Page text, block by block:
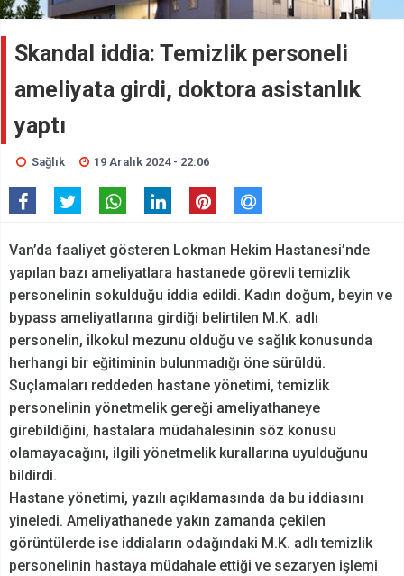
Skandal iddia: Temizlik personeli
ameliyata girdi, doktora asistanlık
yaptı
Sağlık 19 Aralık 2024 - 22:06
Van’da faaliyet gösteren Lokman Hekim Hastanesi’nde
yapılan bazı ameliyatlara hastanede görevli temizlik
personelinin sokulduğu iddia edildi. Kadın doğum, beyin ve
bypass ameliyatlarına girdiği belirtilen M.K. adlı
personelin, ilkokul mezunu olduğu ve sağlık konusunda
herhangi bir eğitiminin bulunmadığı öne sürüldü.
Suçlamaları reddeden hastane yönetimi, temizlik
personelinin yönetmelik gereği ameliyathaneye
girebildiğini, hastalara müdahalesinin söz konusu
olamayacağını, ilgili yönetmelik kurallarına uyulduğunu
bildirdi.
Hastane yönetimi, yazılı açıklamasında da bu iddiasını
yineledi. Ameliyathanede yakın zamanda çekilen
görüntülerde ise iddiaların odağındaki M.K. adlı temizlik
personelinin hastaya müdahale ettiği ve sezaryen işlemi